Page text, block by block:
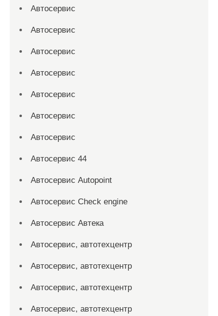
Автосервис
Автосервис
Автосервис
Автосервис
Автосервис
Автосервис
Автосервис
Автосервис 44
Автосервис Autopoint
Автосервис Check engine
Автосервис Автека
Автосервис, автотехцентр
Автосервис, автотехцентр
Автосервис, автотехцентр
Автосервис, автотехцентр